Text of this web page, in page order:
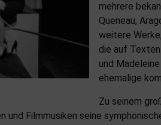
mehrere
Queneau,
weitere
die auf
und
ehemalige
Zu seinem
und Filmmusiken seine